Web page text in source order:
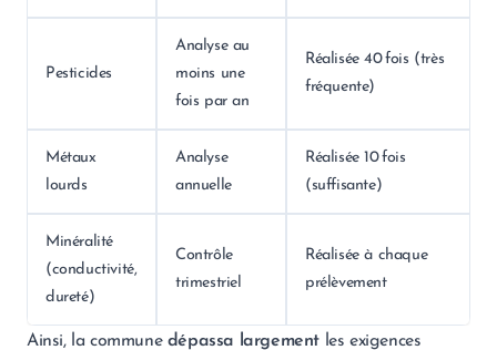
Pesticides
Analyse au
moins une
fois par an
Réalisée 40 fois (très
fréquente)
Métaux
lourds
Analyse
annuelle
Réalisée 10 fois
(suffisante)
Minéralité
(conductivité,
dureté)
Contrôle
trimestriel
Réalisée à chaque
prélèvement
Ainsi, la commune dépassa largement les exigences